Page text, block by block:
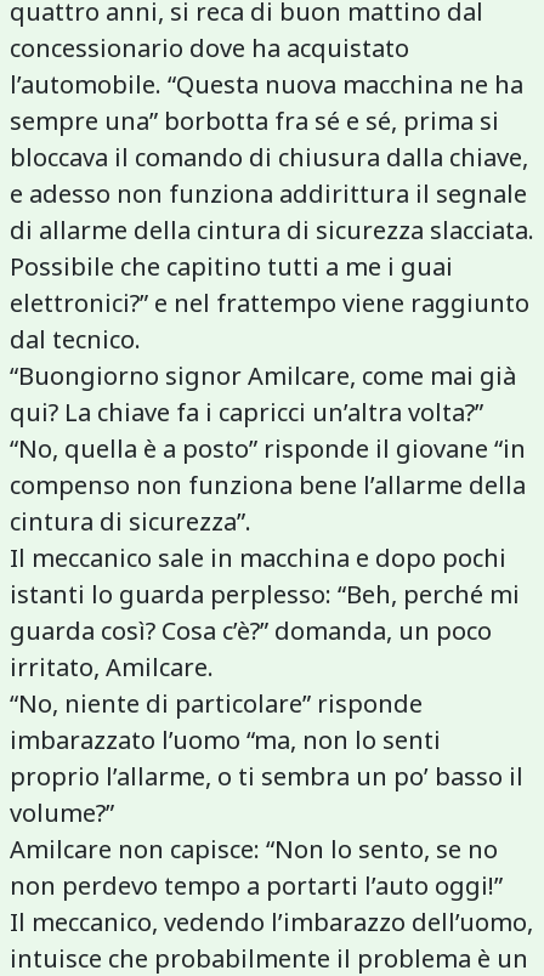
quattro anni, si reca di buon mattino dal
concessionario dove ha acquistato
l’automobile. “Questa nuova macchina ne ha
sempre una” borbotta fra sé e sé, prima si
bloccava il comando di chiusura dalla chiave,
e adesso non funziona addirittura il segnale
di allarme della cintura di sicurezza slacciata.
Possibile che capitino tutti a me i guai
elettronici?” e nel frattempo viene raggiunto
dal tecnico.
“Buongiorno signor Amilcare, come mai già
qui? La chiave fa i capricci un’altra volta?”
“No, quella è a posto” risponde il giovane “in
compenso non funziona bene l’allarme della
cintura di sicurezza”.
Il meccanico sale in macchina e dopo pochi
istanti lo guarda perplesso: “Beh, perché mi
guarda così? Cosa c’è?” domanda, un poco
irritato, Amilcare.
“No, niente di particolare” risponde
imbarazzato l’uomo “ma, non lo senti
proprio l’allarme, o ti sembra un po’ basso il
volume?”
Amilcare non capisce: “Non lo sento, se no
non perdevo tempo a portarti l’auto oggi!”
Il meccanico, vedendo l’imbarazzo dell’uomo,
intuisce che probabilmente il problema è un